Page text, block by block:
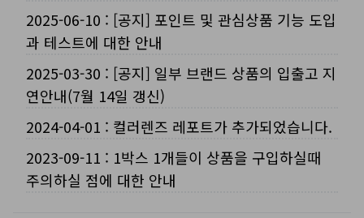
2025-06-10 : [공지] 포인트 및 관심상품 기능 도입
과 테스트에 대한 안내
2025-03-30 : [공지] 일부 브랜드 상품의 입출고 지
연안내(7월 14일 갱신)
2024-04-01 : 컬러렌즈 레포트가 추가되었습니다.
2023-09-11 : 1박스 1개들이 상품을 구입하실때
주의하실 점에 대한 안내